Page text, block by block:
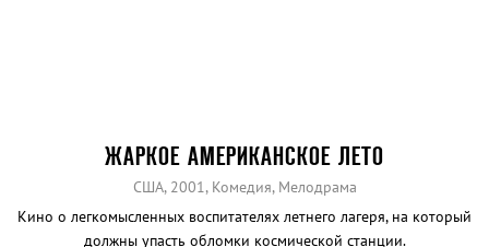
ЖАРКОЕ АМЕРИКАНСКОЕ ЛЕТО
США, 2001, Комедия, Мелодрама
Кино о легкомысленных воспитателях летнего лагеря, на который
должны упасть обломки космической станции.